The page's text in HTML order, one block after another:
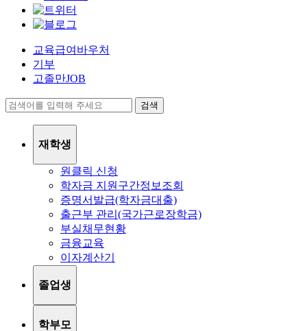
교육급여바우처
기부
고졸만JOB
검색
재학생
원클릭 신청
학자금 지원구간정보조회
증명서발급(학자금대출)
출근부 관리(국가근로장학금)
부실채무현황
금융교육
이자계산기
졸업생
학부모